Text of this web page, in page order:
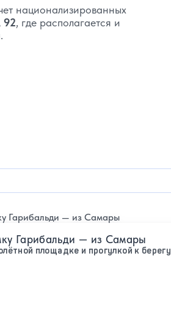
национализированных
92, где располагается и
Гарибальди — из Самары
площадке и прогулкой к берегу